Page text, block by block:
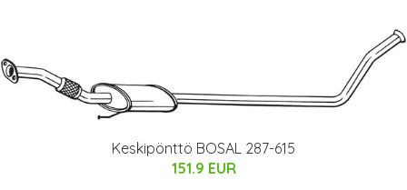
Keskipönttö BOSAL 287-615
151.9 EUR